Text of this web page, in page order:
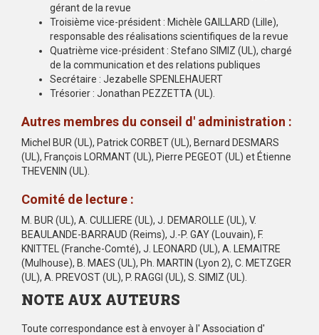
gérant de la revue
Troisième vice-président : Michèle GAILLARD (Lille),
responsable des réalisations scientifiques de la revue
Quatrième vice-président : Stefano SIMIZ (UL), chargé
de la communication et des relations publiques
Secrétaire : Jezabelle SPENLEHAUERT
Trésorier : Jonathan PEZZETTA (UL).
Autres membres du conseil d' administration :
Michel BUR (UL), Patrick CORBET (UL), Bernard DESMARS
(UL), François LORMANT (UL), Pierre PEGEOT (UL) et Étienne
THEVENIN (UL).
Comité de lecture :
M. BUR (UL), A. CULLIERE (UL), J. DEMAROLLE (UL), V.
BEAULANDE-BARRAUD (Reims), J.-P. GAY (Louvain), F.
KNITTEL (Franche-Comté), J. LEONARD (UL), A. LEMAITRE
(Mulhouse), B. MAES (UL), Ph. MARTIN (Lyon 2), C. METZGER
(UL), A. PREVOST (UL), P. RAGGI (UL), S. SIMIZ (UL).
NOTE AUX AUTEURS
Toute correspondance est à envoyer à l' Association d'